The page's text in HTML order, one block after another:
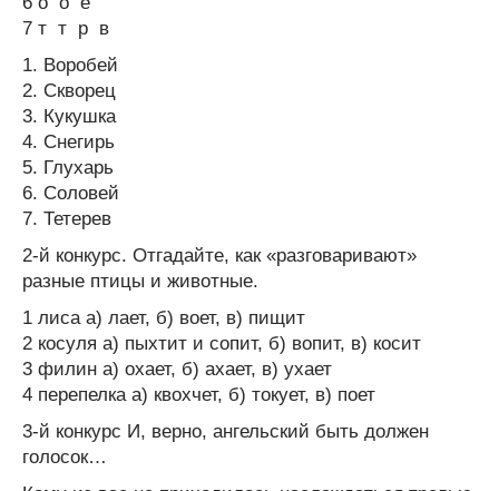
7 т т р в
1. Воробей
2. Скворец
3. Кукушка
4. Снегирь
5. Глухарь
6. Соловей
7. Тетерев
2-й конкурс. Отгадайте, как «разговаривают»
разные птицы и животные.
1 лиса а) лает, б) воет, в) пищит
2 косуля а) пыхтит и сопит, б) вопит, в) косит
3 филин а) охает, б) ахает, в) ухает
4 перепелка а) квохчет, б) токует, в) поет
3-й конкурс И, верно, ангельский быть должен
голосок…